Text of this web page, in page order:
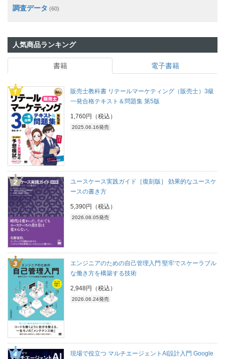
調査データ (60)
人気商品ランキング
書籍 電子書籍
販売士教科書 リテールマーケティング（販売士）3級
一発合格テキスト＆問題集 第5版
1,760円（税込）
2025.06.16発売
ユースケース実践ガイド［復刻版］ 効果的なユースケ
ースの書き方
5,390円（税込）
2026.08.05発売
エンジニアのための自己管理入門 堅牢でスケーラブル
な働き方を構築する技術
2,948円（税込）
2026.06.24発売
現場で役立つ マルチエージェントAI設計入門 Google